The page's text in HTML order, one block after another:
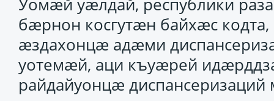
бӕрнон косгутӕн байхӕс
ӕздахонцӕ адӕми
уотемӕй, аци къуӕрей
райдайуонцӕ